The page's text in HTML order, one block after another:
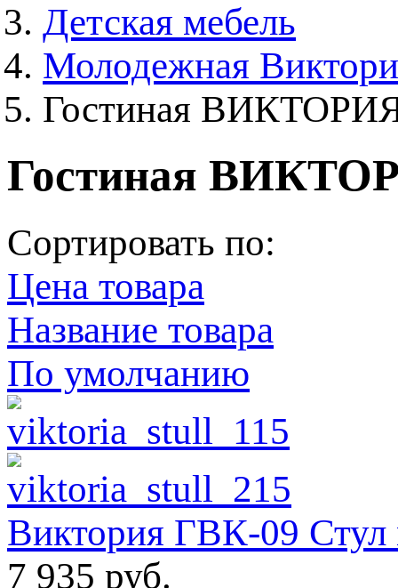
Детская мебель
Молодежная
Гостиная
Гостиная
Сортировать по:
Цена товара
Название товара
По умолчанию
Виктория ГВК-09
7 935 руб.